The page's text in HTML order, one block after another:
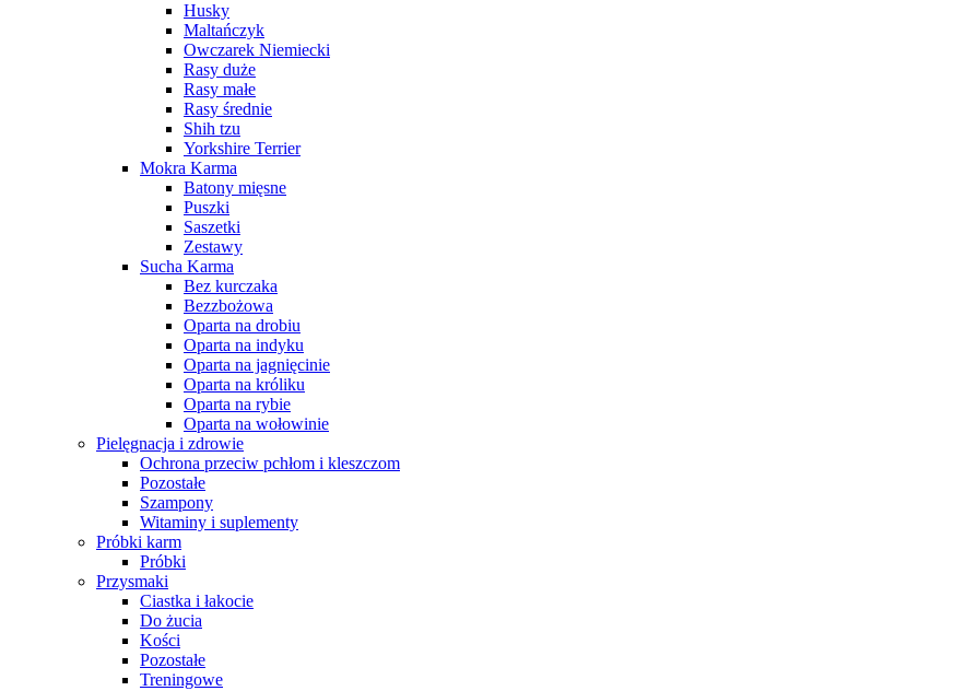
Husky
Maltańczyk
Owczarek Niemiecki
Rasy duże
Rasy małe
Rasy średnie
Shih tzu
Yorkshire Terrier
Mokra Karma
Batony mięsne
Puszki
Saszetki
Zestawy
Sucha Karma
Bez kurczaka
Bezzbożowa
Oparta na drobiu
Oparta na indyku
Oparta na jagnięcinie
Oparta na króliku
Oparta na rybie
Oparta na wołowinie
Pielęgnacja i zdrowie
Ochrona przeciw pchłom i kleszczom
Pozostałe
Szampony
Witaminy i suplementy
Próbki karm
Próbki
Przysmaki
Ciastka i łakocie
Do żucia
Kości
Pozostałe
Treningowe